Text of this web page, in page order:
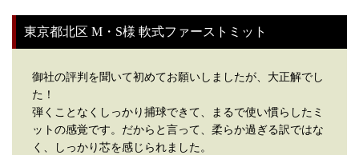
東京都北区 M・S様 軟式ファーストミット
御社の評判を聞いて初めてお願いしましたが、大正解でし
た！
弾くことなくしっかり捕球できて、まるで使い慣らしたミ
ットの感覚です。だからと言って、柔らか過ぎる訳ではな
く、しっかり芯を感じられました。